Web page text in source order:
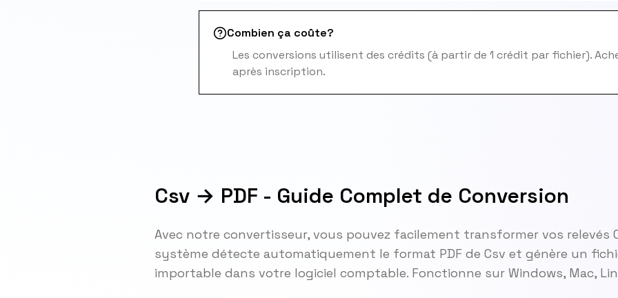
Combien ça coûte?
Les conversions utilisent des crédits (à partir de 1 crédit par fichier).
après inscription.
Csv → PDF - Guide Complet de Conversion
Avec notre convertisseur, vous pouvez facilement transformer vos relevés
système détecte automatiquement le format PDF de Csv et génère un
importable dans votre logiciel comptable. Fonctionne sur Windows, Mac,